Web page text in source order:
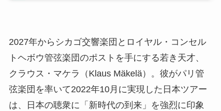
2027年からシカゴ交響楽団とロイヤル・コンセル
トヘボウ管弦楽団のポストを手にする若き天才、
クラウス・マケラ（Klaus Mäkelä）。彼がパリ管
弦楽団を率いて2022年10月に実現した日本ツアー
は、日本の聴衆に「新時代の到来」を強烈に印象